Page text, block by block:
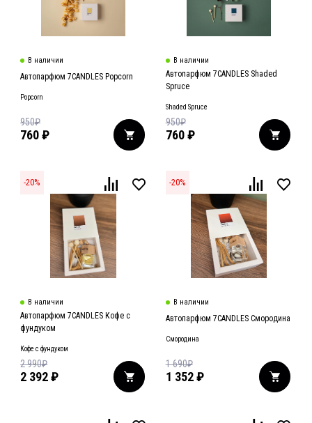
В наличии
Автопарфюм 7CANDLES Popcorn
Popcorn
760₽
950₽
В наличии
Автопарфюм 7CANDLES Shaded
Spruce
Shaded Spruce
760 ₽
950₽
-20%
В наличии
Автопарфюм 7CANDLES Кофе с
фундуком
Кофе с фундуком
2 392₽
2 990₽
-20%
В наличии
Автопарфюм 7CANDLES Смородина
Смородина
1 352 ₽
1 690₽